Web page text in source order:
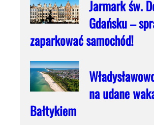
Jarmark św.
Gdańsku –
zaparkować samochód!
na udane
Bałtykiem